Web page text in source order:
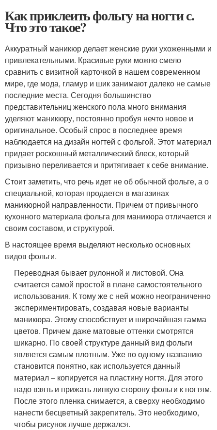
Как приклеить фольгу на ногти с.
Что это такое?
Аккуратный маникюр делает женские руки ухоженными и
привлекательными. Красивые руки можно смело
сравнить с визитной карточкой в нашем современном
мире, где мода, гламур и шик занимают далеко не самые
последние места. Сегодня большинство
представительниц женского пола много внимания
уделяют маникюру, постоянно пробуя нечто новое и
оригинальное. Особый спрос в последнее время
наблюдается на дизайн ногтей с фольгой. Этот материал
придает роскошный металлический блеск, который
призывно переливается и притягивает к себе внимание.
Стоит заметить, что речь идет не об обычной фольге, а о
специальной, которая продается в магазинах
маникюрной направленности. Причем от привычного
кухонного материала фольга для маникюра отличается и
своим составом, и структурой.
В настоящее время выделяют несколько основных
видов фольги.
Переводная бывает рулонной и листовой. Она
считается самой простой в плане самостоятельного
использования. К тому же с ней можно неограниченно
экспериментировать, создавая новые варианты
маникюра. Этому способствует и широчайшая гамма
цветов. Причем даже матовые оттенки смотрятся
шикарно. По своей структуре данный вид фольги
является самым плотным. Уже по одному названию
становится понятно, как используется данный
материал – копируется на пластину ногтя. Для этого
надо взять и прижать липкую сторону фольги к ногтям.
После этого пленка снимается, а сверху необходимо
нанести бесцветный закрепитель. Это необходимо,
чтобы рисунок лучше держался.